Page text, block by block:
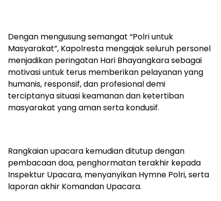
Dengan mengusung semangat “Polri untuk
Masyarakat”, Kapolresta mengajak seluruh personel
menjadikan peringatan Hari Bhayangkara sebagai
motivasi untuk terus memberikan pelayanan yang
humanis, responsif, dan profesional demi
terciptanya situasi keamanan dan ketertiban
masyarakat yang aman serta kondusif.
Rangkaian upacara kemudian ditutup dengan
pembacaan doa, penghormatan terakhir kepada
Inspektur Upacara, menyanyikan Hymne Polri, serta
laporan akhir Komandan Upacara.